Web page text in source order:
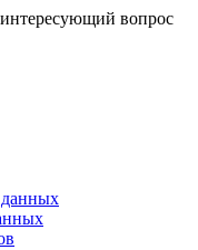
вопрос
данных